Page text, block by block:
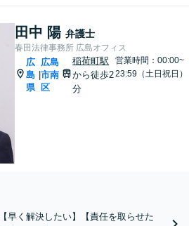
駅４分】
田中 陽 弁護士
春田法律事務所 広島オフィス
広
島
県
広島
市南
区
稲荷町駅
から徒歩2
分
営業時間：00:00~
23:59（土日祝日）
く解決したい】【責任を取らせた